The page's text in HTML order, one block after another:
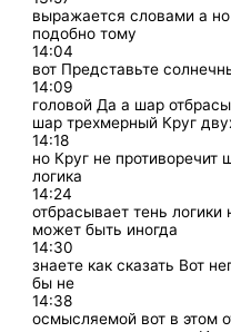
выражается словами а
подобно тому
14:04
вот Представьте
14:09
головой Да а шар
шар трехмерный Круг
14:18
но Круг не противоречит
логика
14:24
отбрасывает тень логики
может быть иногда
14:30
знаете как сказать Вот
бы не
14:38
осмысляемой вот в этом